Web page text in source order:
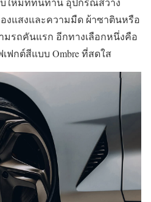
งแสงและความมืด ผ้าซาตินหรือ
มรถคันแรก อีกทางเลือกหนึ่งคือ
ฟกต์สีแบบ Ombre ที่สดใส